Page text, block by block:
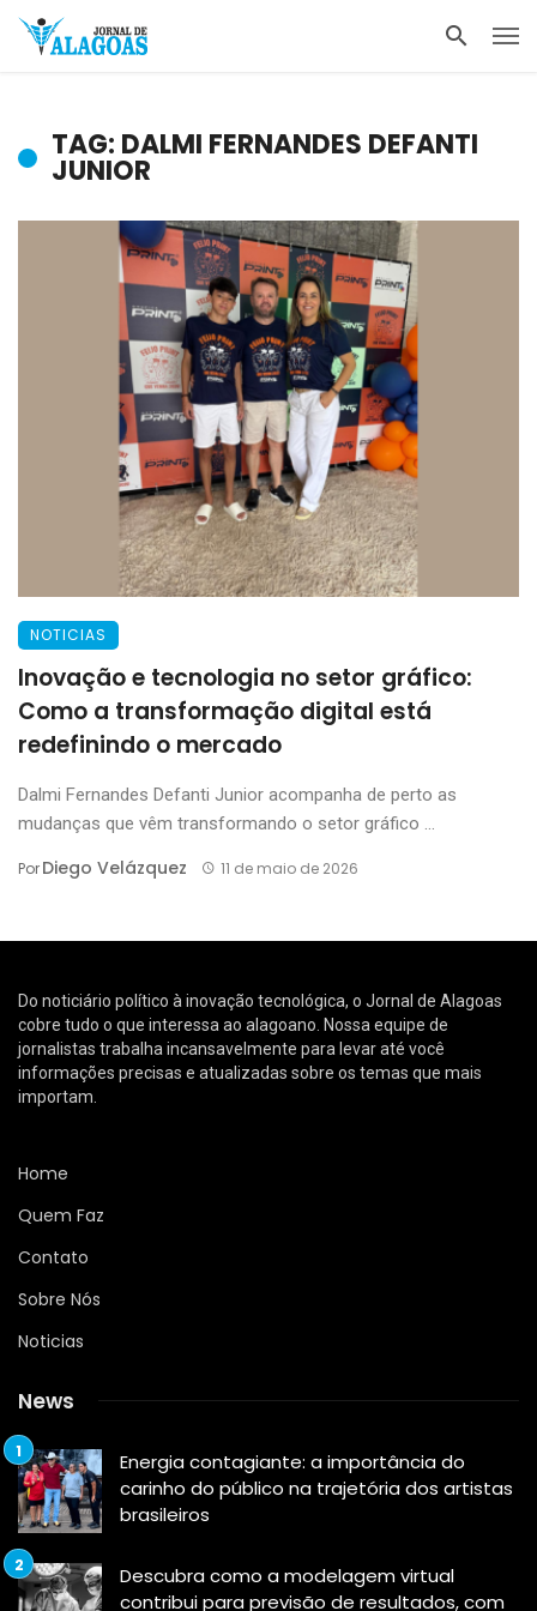
TAG: DALMI FERNANDES DEFANTI
JUNIOR
NOTICIAS
Inovação e tecnologia no setor gráfico:
Como a transformação digital está
redefinindo o mercado
Dalmi Fernandes Defanti Junior acompanha de perto as
mudanças que vêm transformando o setor gráfico ...
PorDiego Velázquez 11 de maio de 2026
Do noticiário político à inovação tecnológica, o Jornal de Alagoas
cobre tudo o que interessa ao alagoano. Nossa equipe de
jornalistas trabalha incansavelmente para levar até você
informações precisas e atualizadas sobre os temas que mais
importam.
Home
Quem Faz
Contato
Sobre Nós
Noticias
News
Energia contagiante: a importância do
carinho do público na trajetória dos artistas
brasileiros
Descubra como a modelagem virtual
contribui para previsão de resultados, com